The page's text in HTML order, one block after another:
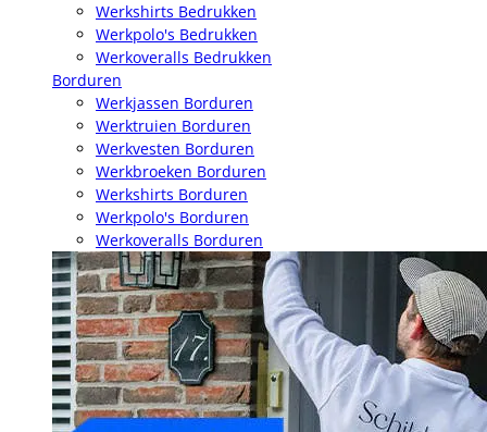
Werkshirts Bedrukken
Werkpolo's Bedrukken
Werkoveralls Bedrukken
Borduren
Werkjassen Borduren
Werktruien Borduren
Werkvesten Borduren
Werkbroeken Borduren
Werkshirts Borduren
Werkpolo's Borduren
Werkoveralls Borduren